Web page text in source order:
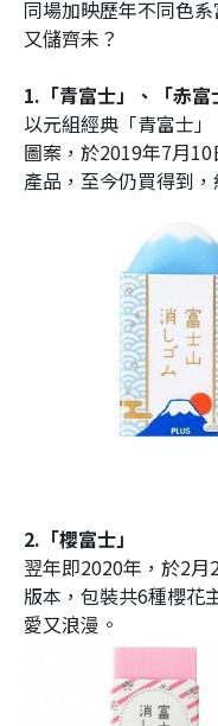
同場加映歷年不同色
又儲齊未？
1.「青富士」、「赤富
以元組經典「青富士
圖案，於2019年7月
產品，至今仍買得到
2.「櫻富士」
翌年即2020年，於2
版本，包裝共6種櫻花
愛又浪漫。